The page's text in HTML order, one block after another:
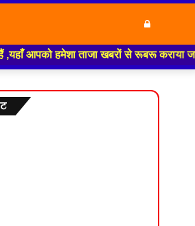
Log
In
ताजा खबरों से रूबरू कराया जाएगा ,